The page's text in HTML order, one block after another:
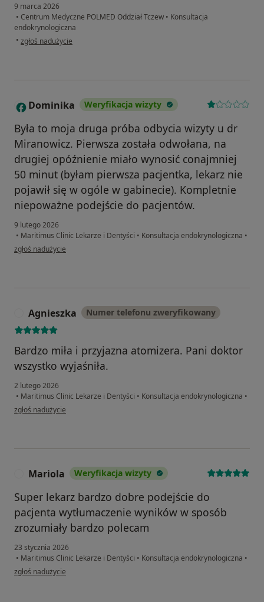
9 marca 2026
• Centrum Medyczne POLMED Oddział Tczew • Konsultacja
endokrynologiczna
• w opinii użytkownika Marek
zgłoś nadużycie
D Dominika Weryfikacja wizyty
Była to moja druga próba odbycia wizyty u dr
Miranowicz. Pierwsza została odwołana, na
drugiej opóźnienie miało wynosić conajmniej
50 minut (byłam pierwsza pacjentka, lekarz nie
pojawił się w ogóle w gabinecie). Kompletnie
niepoważne podejście do pacjentów.
9 lutego 2026
• Maritimus Clinic Lekarze i Dentyści • Konsultacja endokrynologiczna •
w opinii użytkownika Dominika
zgłoś nadużycie
Agnieszka Numer telefonu zweryfikowany
Bardzo miła i przyjazna atomizera. Pani doktor
wszystko wyjaśniła.
2 lutego 2026
• Maritimus Clinic Lekarze i Dentyści • Konsultacja endokrynologiczna •
w opinii użytkownika Agnieszka
zgłoś nadużycie
Mariola Weryfikacja wizyty
Super lekarz bardzo dobre podejście do
pacjenta wytłumaczenie wyników w sposób
zrozumiały bardzo polecam
23 stycznia 2026
• Maritimus Clinic Lekarze i Dentyści • Konsultacja endokrynologiczna •
w opinii użytkownika Mariola
zgłoś nadużycie